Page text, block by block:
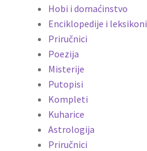
Hobi i domaćinstvo
Enciklopedije i leksikoni
Priručnici
Poezija
Misterije
Putopisi
Kompleti
Kuharice
Astrologija
Priručnici